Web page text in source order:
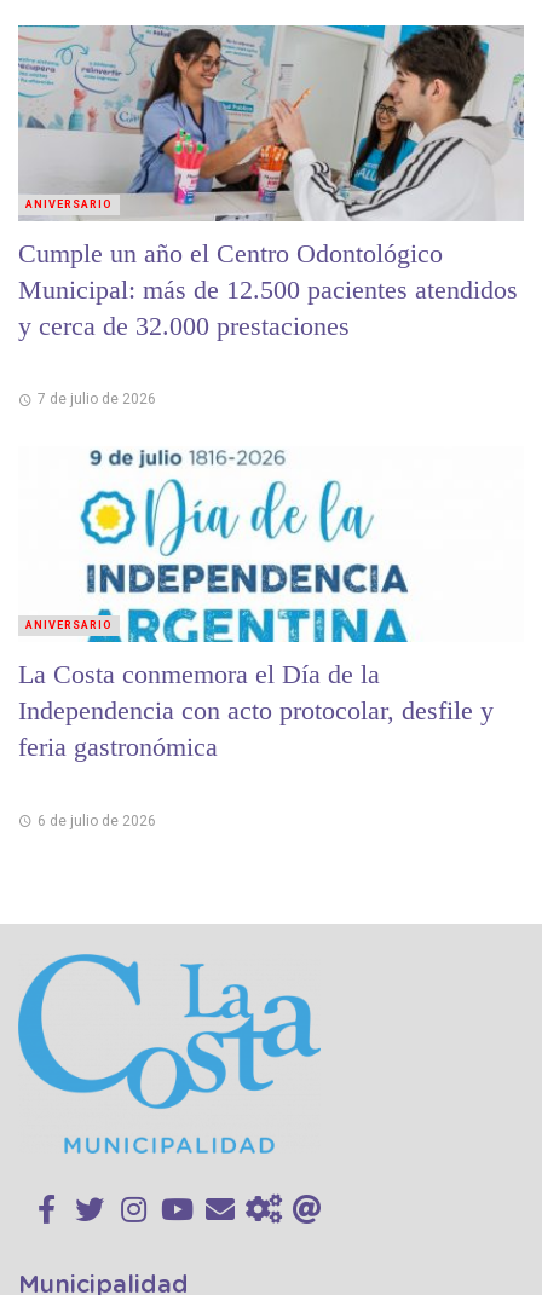
Cumple un año el Centro Odontológico
Municipal: más de 12.500 pacientes atendidos
y cerca de 32.000 prestaciones
7 de julio de 2026
ANIVERSARIO
La Costa conmemora el Día de la
Independencia con acto protocolar, desfile y
feria gastronómica
6 de julio de 2026
ANIVERSARIO
Municipalidad